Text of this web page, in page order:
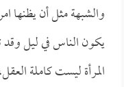
والشبهة مثل أن يظنها
يكون الناس في ليل
المرأة ليست كاملة